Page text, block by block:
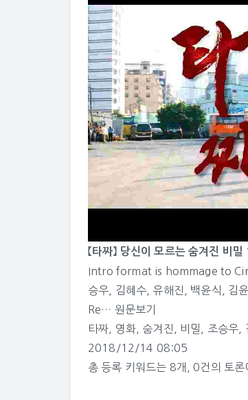
【타짜】 당신이 모르는 숨겨진 비밀 1
Intro format is hommage to
승우, 김혜수, 유해진, 백윤식,
Re… 원문보기
타짜
영화, 숨겨진 비밀 조승우
2018/12/14 08:05
총 등록 키워드는 8개 ,0건 의 토론